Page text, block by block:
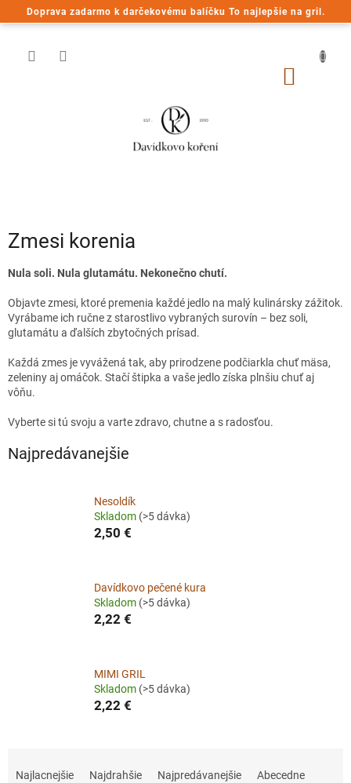
Doprava zadarmo k darčekovému balíčku To najlepšie na gril.
Prejsť
na
Zmesi korenia
Nula soli. Nula glutamátu. Nekonečno chutí.
Objavte zmesi, ktoré premenia každé jedlo na malý kulinársky zážitok.
Vyrábame ich ručne z starostlivo vybraných surovín – bez soli,
glutamátu a ďalších zbytočných prísad.
Každá zmes je vyvážená tak, aby prirodzene podčiarkla chuť mäsa,
zeleniny aj omáčok. Stačí štipka a vaše jedlo získa plnšiu chuť aj
vôňu.
Vyberte si tú svoju a varte zdravo, chutne a s radosťou.
Najpredávanejšie
Nesoldík
Skladom (>5 dávka)
2,50 €
Davídkovo pečené kura
Skladom (>5 dávka)
2,22 €
MIMI GRIL
Skladom (>5 dávka)
2,22 €
Najlacnejšie Najdrahšie Najpredávanejšie Abecedne